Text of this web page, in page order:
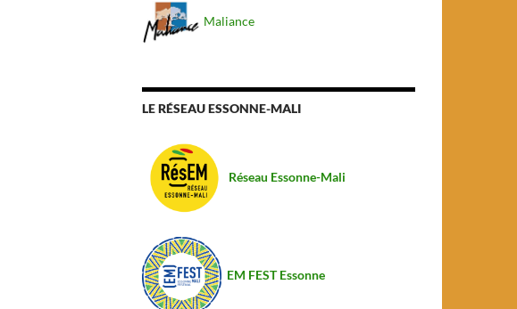
Maliance
LE RÉSEAU ESSONNE-MALI
Réseau Essonne-Mali
EM FEST Essonne